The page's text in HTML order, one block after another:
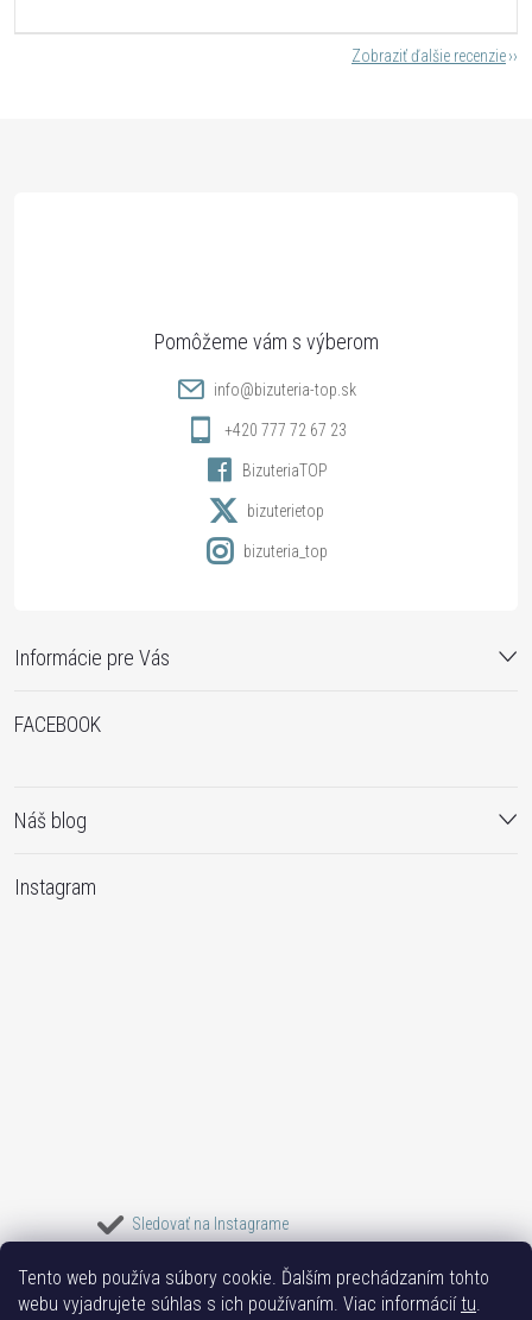
Tento web používa súbory cookie. Ďalším prechádzaním tohto
webu vyjadrujete súhlas s ich používaním. Viac informáciítu.
Zobraziť ďalšie recenzie
Informácie pre Vás
info@bizuteria-top.sk
+420 777 72 67 23
BizuteriaTOP
bizuterietop
bizuteria_top
FACEBOOK
Náš blog
Instagram
Sledovať na Instagrame
Bižuterie TOP Vše k mobilu Mobil příslušenství